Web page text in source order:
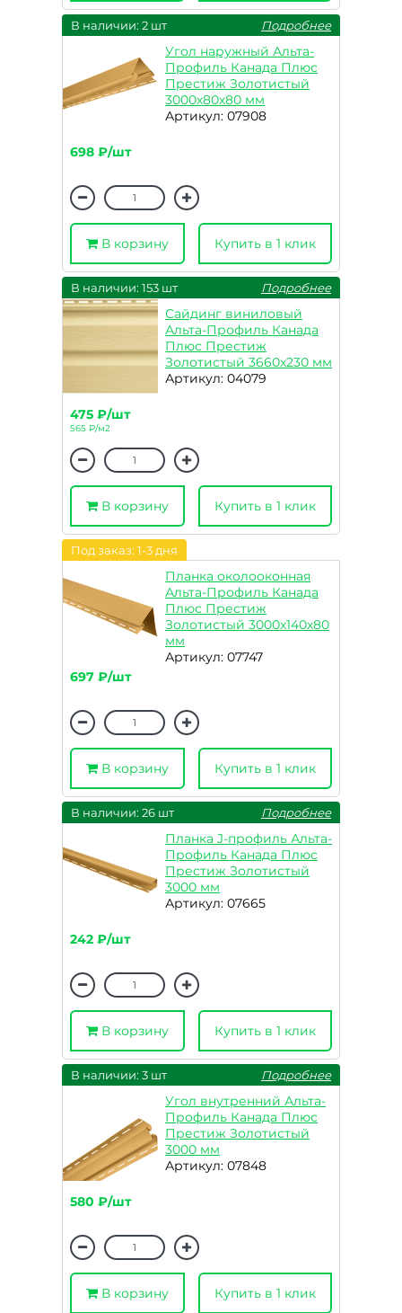
В наличии: 2 шт Подробнее
Угол наружный Альта-
Профиль Канада Плюс
Престиж Золотистый
3000х80х80 мм
Артикул: 07908
698 ₽/шт
В корзину Купить в 1 клик
В наличии: 153 шт Подробнее
Сайдинг виниловый
Альта-Профиль Канада
Плюс Престиж
Золотистый 3660х230 мм
Артикул: 04079
475 ₽/шт
565 ₽/м2
В корзину Купить в 1 клик
Под заказ: 1-3 дня
Планка околооконная
Альта-Профиль Канада
Плюс Престиж
Золотистый 3000х140х80
мм
Артикул: 07747
697 ₽/шт
В корзину Купить в 1 клик
В наличии: 26 шт Подробнее
Планка J-профиль Альта-
Профиль Канада Плюс
Престиж Золотистый
3000 мм
Артикул: 07665
242 ₽/шт
В корзину Купить в 1 клик
В наличии: 3 шт Подробнее
Угол внутренний Альта-
Профиль Канада Плюс
Престиж Золотистый
3000 мм
Артикул: 07848
580 ₽/шт
В корзину Купить в 1 клик